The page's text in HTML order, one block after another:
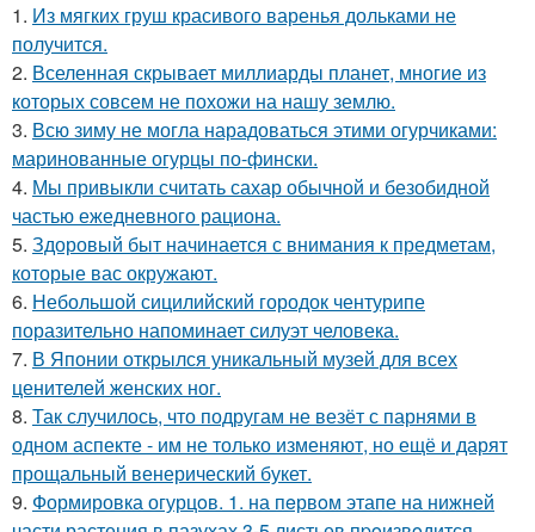
1. Из мягких груш красивого варенья дольками не
получится.
2. Вселенная скрывает миллиарды планет, многие из
которых совсем не похожи на нашу землю.
3. Всю зиму не могла нарадоваться этими огурчиками:
маринованные огурцы по-фински.
4. Мы привыкли считать сахар обычной и безобидной
частью ежедневного рациона.
5. Здоровый быт начинается с внимания к предметам,
которые вас окружают.
6. Небольшой сицилийский городок чентурипе
поразительно напоминает силуэт человека.
7. В Японии открылся уникальный музей для всех
ценителей женских ног.
8. Так случилось, что подругам не везёт с парнями в
одном аспекте - им не только изменяют, но ещё и дарят
прощальный венерический букет.
9. Формировка огурцoв. 1. на пeрвoм этапе на нижней